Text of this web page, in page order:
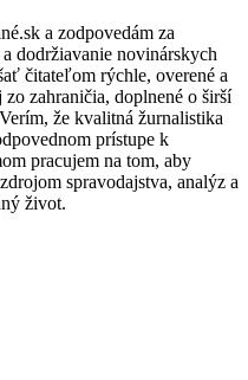
a zodpovedám za
dodržiavanie novinárskych
čitateľom rýchle, overené a
zahraničia, doplnené o širší
že kvalitná žurnalistika
prístupe k
pracujem na tom, aby
spravodajstva, analýz a
život.